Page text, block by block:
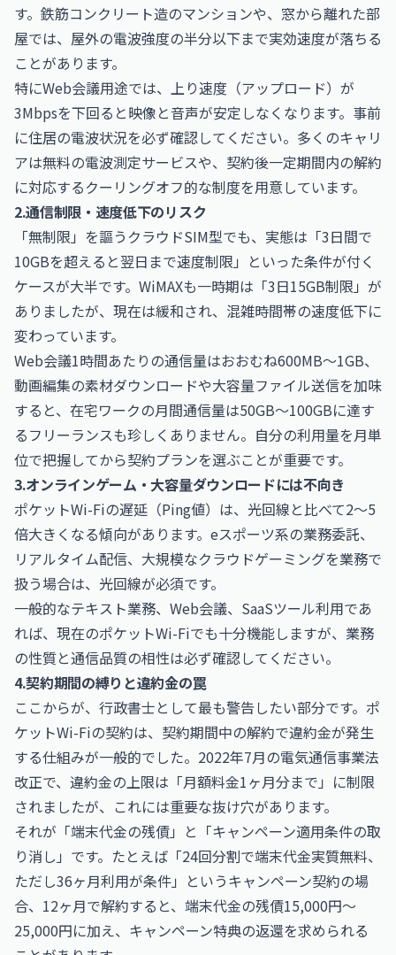
す。鉄筋コンクリート造のマンションや、窓から離れた部
屋では、屋外の電波強度の半分以下まで実効速度が落ちる
ことがあります。
特にWeb会議用途では、上り速度（アップロード）が
3Mbpsを下回ると映像と音声が安定しなくなります。事前
に住居の電波状況を必ず確認してください。多くのキャリ
アは無料の電波測定サービスや、契約後一定期間内の解約
に対応するクーリングオフ的な制度を用意しています。
2.通信制限・速度低下のリスク
「無制限」を謳うクラウドSIM型でも、実態は「3日間で
10GBを超えると翌日まで速度制限」といった条件が付く
ケースが大半です。WiMAXも一時期は「3日15GB制限」が
ありましたが、現在は緩和され、混雑時間帯の速度低下に
変わっています。
Web会議1時間あたりの通信量はおおむね600MB〜1GB、
動画編集の素材ダウンロードや大容量ファイル送信を加味
すると、在宅ワークの月間通信量は50GB〜100GBに達す
るフリーランスも珍しくありません。自分の利用量を月単
位で把握してから契約プランを選ぶことが重要です。
3.オンラインゲーム・大容量ダウンロードには不向き
ポケットWi-Fiの遅延（Ping値）は、光回線と比べて2〜5
倍大きくなる傾向があります。eスポーツ系の業務委託、
リアルタイム配信、大規模なクラウドゲーミングを業務で
扱う場合は、光回線が必須です。
一般的なテキスト業務、Web会議、SaaSツール利用であ
れば、現在のポケットWi-Fiでも十分機能しますが、業務
の性質と通信品質の相性は必ず確認してください。
4.契約期間の縛りと違約金の罠
ここからが、行政書士として最も警告したい部分です。ポ
ケットWi-Fiの契約は、契約期間中の解約で違約金が発生
する仕組みが一般的でした。2022年7月の電気通信事業法
改正で、違約金の上限は「月額料金1ヶ月分まで」に制限
されましたが、これには重要な抜け穴があります。
それが「端末代金の残債」と「キャンペーン適用条件の取
り消し」です。たとえば「24回分割で端末代金実質無料、
ただし36ヶ月利用が条件」というキャンペーン契約の場
合、12ヶ月で解約すると、端末代金の残債15,000円〜
25,000円に加え、キャンペーン特典の返還を求められる